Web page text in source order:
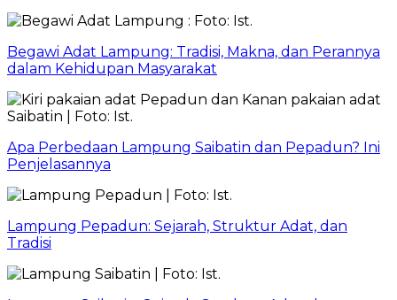
Begawi Adat Lampung: Tradisi, Makna, dan Perannya
dalam Kehidupan Masyarakat
Apa Perbedaan Lampung Saibatin dan Pepadun? Ini
Penjelasannya
Lampung Pepadun: Sejarah, Struktur Adat, dan
Tradisi